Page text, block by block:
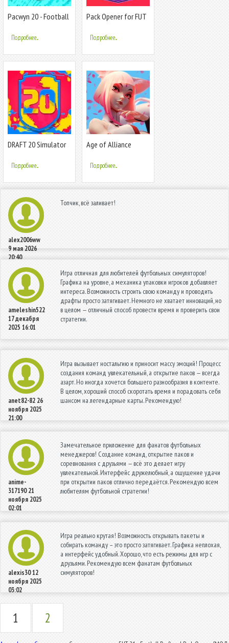
Pacwyn 20 - Football
Opener
Подробнее...
Pack Opener for FUT
Подробнее...
DRAFT 20 Simulator
Подробнее...
Age of Alliance
Подробнее...
alex2006ww
9 мая 2026
20:40
Топчик, всё заливает!
ameleshin522
17 декабря
2025 16:01
Игра отличная для любителей футбольных симуляторов!
Графика на уровне, а механика упаковки игроков добавляет
интереса. Возможность строить свою команду и проводить
драфты просто затягивает. Немного не хватает инноваций, но
в целом — отличный способ провести время и проверить свои
стратегии.
anet82-82 26
ноября 2025
21:00
Игра вызывает ностальгию и приносит массу эмоций! Процесс
создания команд увлекательный, а открытие паков — всегда
азарт. Но иногда хочется большего разнообразия в контенте.
В целом, хороший способ скоротать время и порадовать себя
шансом на легендарные карты. Рекомендую!
anime-
317190 21
ноября 2025
02:01
Замечательное приложение для фанатов футбольных
менеджеров! Создание команд, открытие паков и
соревнования с друзьями — всё это делает игру
увлекательной. Интерфейс дружелюбный, а ощущение удачи
при открытии паков отлично передаётся. Рекомендую всем
любителям футбольной стратегии!
alexis3012
ноября 2025
03:02
Игра реально крутая! Возможность открывать пакеты и
собирать команду – это просто затягивает. Графика неплохая,
а интерфейс удобный. Хорошо, что есть режимы для игр с
друзьями. Рекомендую всем фанатам футбольных
симуляторов!
1 2